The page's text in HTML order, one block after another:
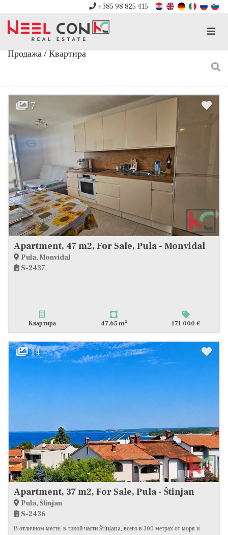
+385 98 825 415
Продажа / Квартира
7
Apartment, 47 m2, For Sale, Pula - Monvidal
Pula, Monvidal
S-2437
Квартира 47,65 m2 171 000 €
14
Apartment, 37 m2, For Sale, Pula - Štinjan
Pula, Štinjan
S-2436
В отличном месте, в тихой части Štinjana, всего в 300 метрах от моря и